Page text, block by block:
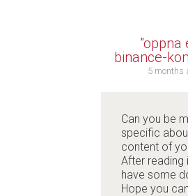
"oppna
binance-
5 months
Can you be
specific
content of
After reading
have some
Hope you